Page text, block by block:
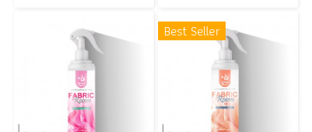
Best Seller